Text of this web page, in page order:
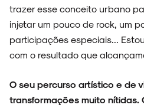
trazer esse conceito urbano
injetar um pouco de rock, um
participações especiais...
com o resultado que
O seu percurso artístico e de
transformações muito nítidas.